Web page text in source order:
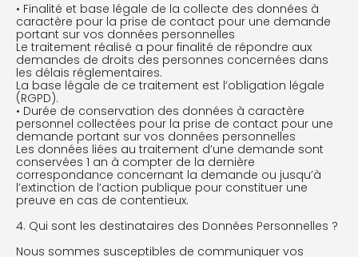
• Finalité et base légale de la collecte des données à
caractère pour la prise de contact pour une demande
portant sur vos données personnelles
Le traitement réalisé a pour finalité de répondre aux
demandes de droits des personnes concernées dans
les délais réglementaires.
La base légale de ce traitement est l’obligation légale
(RGPD).
• Durée de conservation des données à caractère
personnel collectées pour la prise de contact pour une
demande portant sur vos données personnelles
Les données liées au traitement d’une demande sont
conservées 1 an à compter de la dernière
correspondance concernant la demande ou jusqu’à
l’extinction de l’action publique pour constituer une
preuve en cas de contentieux.
4. Qui sont les destinataires des Données Personnelles ?
Nous sommes susceptibles de communiquer vos